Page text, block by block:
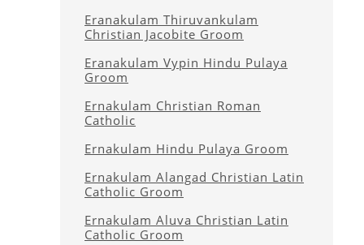
Eranakulam Thiruvankulam
Christian Jacobite Groom
Eranakulam Vypin Hindu Pulaya
Groom
Ernakulam Christian Roman
Catholic
Ernakulam Hindu Pulaya Groom
Ernakulam Alangad Christian Latin
Catholic Groom
Ernakulam Aluva Christian Latin
Catholic Groom